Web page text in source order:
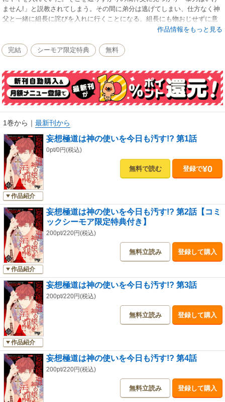
ません!」と説教されてしまう。その間に弟分は逃げてしまい、仕方なく神
父と一緒に組長に詫びを入れに行くことになる。組長にも物おじせずに意
見をする神父の度胸に驚く周防だったが、見た目が好みの上に、その天然
てしまうのだが!?毎月第4土曜に続話が追加されます！！
作品情報をもっと見る
完結 シーモア限定特典 無料
1巻から ｜ 最新刊から
作品紹介
妄想極道は神の使いを今日も汚す!? 第1話
0pt/0円(税込)
無料で読む 登録で¥0
作品紹介
妄想極道は神の使いを今日も汚す!? 第2話【コミ
ックシーモア限定特典付き】
200pt/220円(税込)
無料立読み 登録して購入
作品紹介
妄想極道は神の使いを今日も汚す!? 第3話
200pt/220円(税込)
無料立読み 登録して購入
妄想極道は神の使いを今日も汚す!? 第4話
200pt/220円(税込)
無料立読み 登録して購入